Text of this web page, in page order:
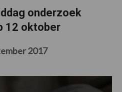
onderzoek
12 oktober
2017